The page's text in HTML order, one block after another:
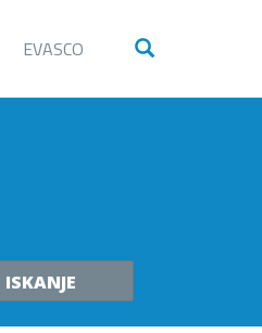
EVASCO
ISKANJE